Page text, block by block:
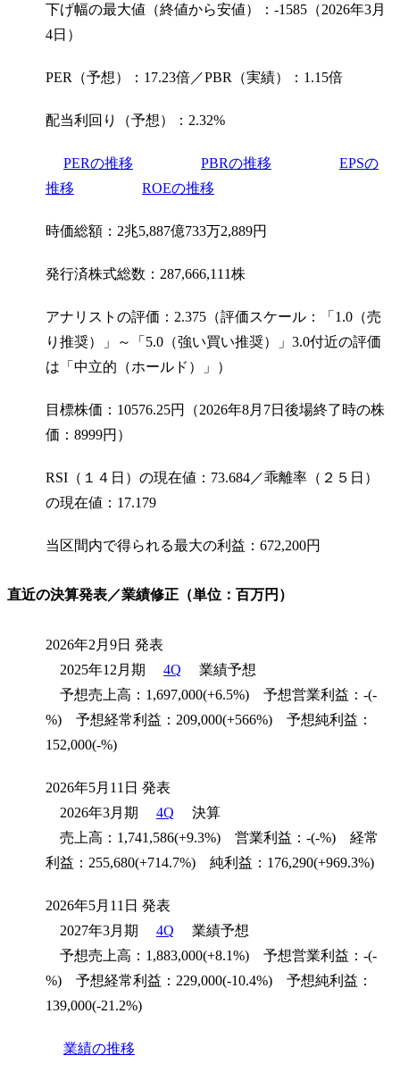
下げ幅の最大値（終値から安値）：-1585（2026年3月
4日）
PER（予想）：17.23倍／PBR（実績）：1.15倍
配当利回り（予想）：2.32%
PERの推移 PBRの推移
EPSの
推移
ROEの推移
時価総額：2兆5,887億733万2,889円
発行済株式総数：287,666,111株
アナリストの評価：2.375（評価スケール：「1.0（売
り推奨）」～「5.0（強い買い推奨）」3.0付近の評価
は「中立的（ホールド）」）
目標株価：10576.25円（2026年8月7日後場終了時の株
価：8999円）
RSI（１４日）の現在値：73.684／乖離率（２５日）
の現在値：17.179
当区間内で得られる最大の利益：672,200円
直近の決算発表／業績修正（単位：百万円）
2026年2月9日 発表
2025年12月期
4Q
業績予想
予想売上高：1,697,000(+6.5%) 予想営業利益：-(-
%) 予想経常利益：209,000(+566%) 予想純利益：
152,000(-%)
2026年5月11日 発表
2026年3月期
4Q
決算
売上高：1,741,586(+9.3%) 営業利益：-(-%) 経常
利益：255,680(+714.7%) 純利益：176,290(+969.3%)
2026年5月11日 発表
2027年3月期
4Q
業績予想
予想売上高：1,883,000(+8.1%) 予想営業利益：-(-
%) 予想経常利益：229,000(-10.4%) 予想純利益：
139,000(-21.2%)
業績の推移